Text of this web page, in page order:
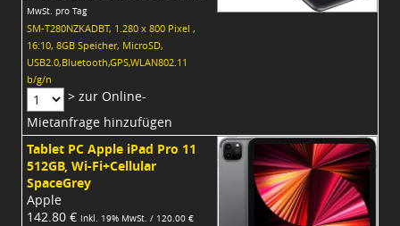
MwSt. pro Tag
SM-T280NZKADBT, 1.280 x 800 Pixel ,
16:10, 8GB Speicher, MicroSD,
USB2.0,Bluetooth,GPS,WLAN802.11
b/g/n
> zur Online-
Mietanfrage hinzufügen
Tablet PC Apple iPad Pro 11
512GB, Wi-Fi+Cellular
SpaceGrey
Apple
142.80 € inkl. 19% MwSt. / 120.00 €